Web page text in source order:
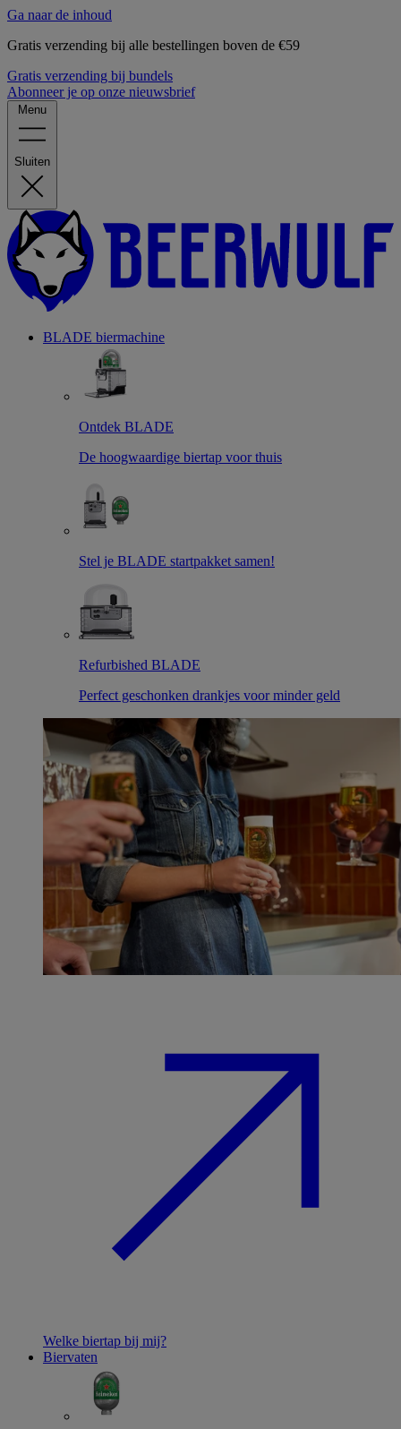
Ga naar de inhoud
Gratis verzending bij alle bestellingen boven de €59
Gratis verzending bij bundels
Abonneer je op onze nieuwsbrief
Menu
Sluiten
BLADE biermachine
Ontdek BLADE
De hoogwaardige biertap voor thuis
Stel je BLADE startpakket samen!
Refurbished BLADE
Perfect geschonken drankjes voor minder geld
Welke biertap bij mij?
Biervaten